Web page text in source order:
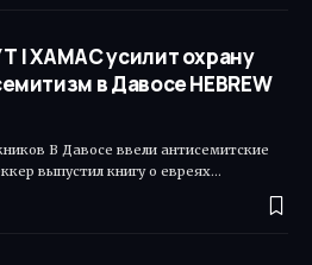
| ХАМАС усилит охрану
в Давосе HEBREW
В Давосе ввели антисемитские
выпустил книгу о евреях…